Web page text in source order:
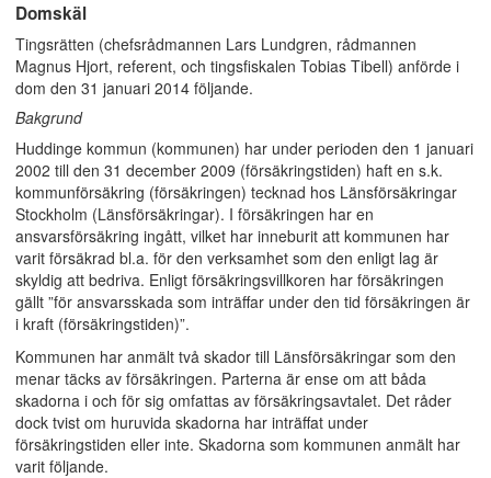
Domskäl
Tingsrätten (chefsrådmannen Lars Lundgren, rådmannen
Magnus Hjort, referent, och tingsfiskalen Tobias Tibell) anförde i
dom den 31 januari 2014 följande.
Bakgrund
Huddinge kommun (kommunen) har under perioden den 1 januari
2002 till den 31 december 2009 (försäkringstiden) haft en s.k.
kommunförsäkring (försäkringen) tecknad hos Länsförsäkringar
Stockholm (Länsförsäkringar). I försäkringen har en
ansvarsförsäkring ingått, vilket har inneburit att kommunen har
varit försäkrad bl.a. för den verksamhet som den enligt lag är
skyldig att bedriva. Enligt försäkringsvillkoren har försäkringen
gällt ”för ansvarsskada som inträffar under den tid försäkringen är
i kraft (försäkringstiden)”.
Kommunen har anmält två skador till Länsförsäkringar som den
menar täcks av försäkringen. Parterna är ense om att båda
skadorna i och för sig omfattas av försäkringsavtalet. Det råder
dock tvist om huruvida skadorna har inträffat under
försäkringstiden eller inte. Skadorna som kommunen anmält har
varit följande.